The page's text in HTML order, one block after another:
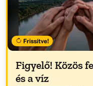
Frissítve!
Figyelő! Közös
és a víz